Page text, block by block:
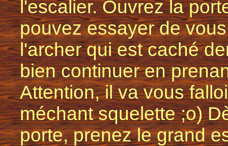
l'escalier. Ouvrez la
pouvez essayer de
l'archer qui est caché
bien continuer en
Attention, il va vous
méchant squelette ;o)
porte, prenez le grand